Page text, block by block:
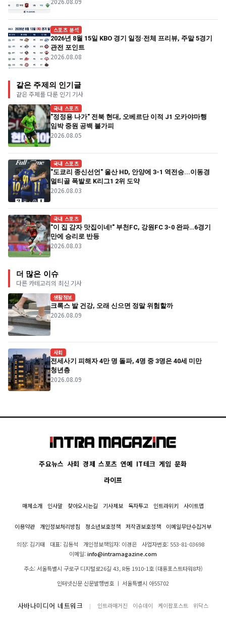
스포츠 분석
2026년 8월 15일 KBO 경기 일정·전체 프리뷰, 주말 5경기
관전 포인트
2026.08.08
같은 주제의 인기글
같은 주제를 다룬 인기 기사
국내 스포츠
"정정용 나가" 전북 현대, 오베르단 이적 J1 오카야마행
임박 중원 공백 불가피
2026.08.05
국내 스포츠
"도쿄리 종신선언" 울산 HD, 안양에 3-1 역전승...이동경
멀티골 폭발로 K리그1 2위 도약
2026.08.03
국내 스포츠
"이 집 감자 맛집이네!" 부천FC, 강원FC 3-0 완파…6경기
만에 승리로 반등
2026.08.03
더 많은 이슈
다른 카테고리의 최신 기사
생활정보
크록스 발 건강, 오래 신으면 정말 위험할까
2026.08.09
사회
전세사기 피해자 4만 명 돌파, 4명 중 3명은 40세 미만
청년층
2026.08.09
주요뉴스 사회 경제 스포츠 연예 IT테크 게임 문화
라이프
매체소개 인사말 찾아오시는길 기사제보 독자투고 인트라위키 사이트맵
이용약관 개인정보처리방침 청소년보호정책 저작권보호정책 이메일무단수집거부
의장: 김기태 대표: 김동석 개인정보책임자: 이경은
사업자번호: 553-81-03698
이메일:info@intramagazine.com
주소: 서울특별시 구로구 디지털로26길 43, R동 1910-1호 (대륭포스트타워8차)
인터넷신문 신문발행번호 ㅣ 서울특별시 아55702
사바나미디어 네트워크 인트라매거진 이슈데이 케이팝포스트 위닥스